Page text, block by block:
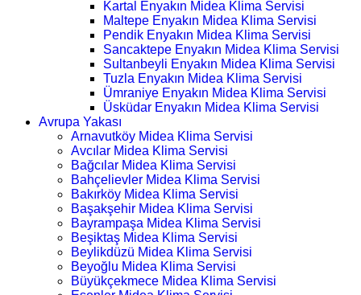
Kartal Enyakın Midea Klima Servisi
Maltepe Enyakın Midea Klima Servisi
Pendik Enyakın Midea Klima Servisi
Sancaktepe Enyakın Midea Klima Servisi
Sultanbeyli Enyakın Midea Klima Servisi
Tuzla Enyakın Midea Klima Servisi
Ümraniye Enyakın Midea Klima Servisi
Üsküdar Enyakın Midea Klima Servisi
Avrupa Yakası
Arnavutköy Midea Klima Servisi
Avcılar Midea Klima Servisi
Bağcılar Midea Klima Servisi
Bahçelievler Midea Klima Servisi
Bakırköy Midea Klima Servisi
Başakşehir Midea Klima Servisi
Bayrampaşa Midea Klima Servisi
Beşiktaş Midea Klima Servisi
Beylikdüzü Midea Klima Servisi
Beyoğlu Midea Klima Servisi
Büyükçekmece Midea Klima Servisi